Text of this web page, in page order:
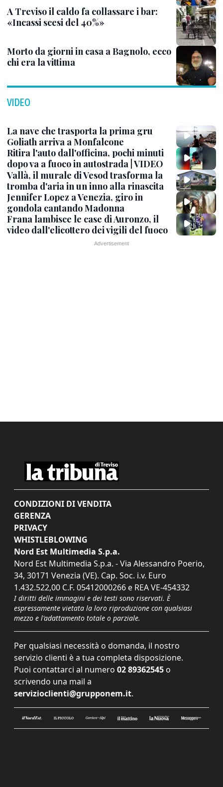
A Treviso il caldo fa collassare i bar:
«Incassi scesi del 40%»
Morto da giorni in casa a Bagnolo, ecco
chi era la vittima
VIDEO
La nave che trasporta la prima gru
Goliath arriva a Monfalcone
Ritira l'auto dall'officina, pochi minuti
dopo va a fuoco in autostrada | VIDEO
Vallà, il murale di Vesod trasforma la
tromba d'aria in un inno alla rinascita
Jennifer Lopez a Venezia, giro in
gondola cantando Madonna
Frana lambisce le case di Auronzo, il
video dall'elicottero dei vigili del fuoco
CONDIZIONI DI VENDITA
GERENZA
PRIVACY
WHISTLEBLOWING
Nord Est Multimedia S.p.a.
Nord Est Multimedia S.p.a. - Via Alessandro Poerio,
34, 30171 Venezia (VE). Cap. Soc. i.v. Euro
1.432.522,00 C.F. 05412000266 e REA VE-454332
I diritti delle immagini e dei testi sono riservati. È
espressamente vietata la loro riproduzione con qualsiasi
mezzo e l'adattamento totale o parziale.
Per qualsiasi necessità o domanda, il nostro
servizio clienti è a tua completa disposizione.
Puoi contattarci al numero 02 89362545 o
scrivendo una mail a
servizioclienti@grupponem.it.